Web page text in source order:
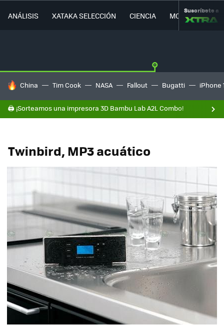
ANÁLISIS XATAKA SELECCIÓN CIENCIA MOVILIDAD
Suscríbete a
HOY SE HABLA DE
China Tim Cook NASA Fallout Bugatti iPhone
🖨️ ¡Sorteamos una impresora 3D Bambu Lab A2L Combo!
Twinbird, MP3 acuático